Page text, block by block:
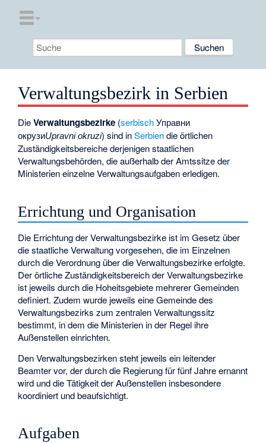
Verwaltungsbezirk in Serbien
DieVerwaltungsbezirke (serbisch Управни
окрузиUpravni okruzi) sind inSerbiendie örtlichen
Zuständigkeitsbereiche derjenigen staatlichen
Verwaltungsbehörden, die außerhalb der Amtssitze der
Ministerien einzelne Verwaltungsaufgaben erledigen.
Errichtung und Organisation
Die Errichtung der Verwaltungsbezirke ist im Gesetz über
die staatliche Verwaltung vorgesehen, die im Einzelnen
durch die Verordnung über die Verwaltungsbezirke erfolgte.
Der örtliche Zuständigkeitsbereich der Verwaltungsbezirke
ist jeweils durch die Hoheitsgebiete mehrerer Gemeinden
definiert. Zudem wurde jeweils eine Gemeinde des
Verwaltungsbezirks zum zentralen Verwaltungssitz
bestimmt, in dem die Ministerien in der Regel ihre
Außenstellen einrichten.
Den Verwaltungsbezirken steht jeweils ein leitender
Beamter vor, der durch die Regierung für fünf Jahre ernannt
wird und die Tätigkeit der Außenstellen insbesondere
koordiniert und beaufsichtigt.
Aufgaben